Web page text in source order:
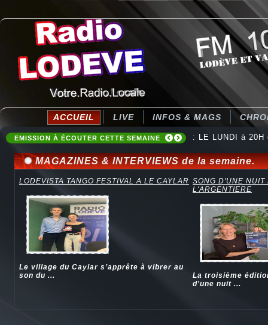
ACCUEIL LIVE INFOS & MAGS
EMISSION À ÉCOUTER CETTE SEMAINE : LE LUNDI à
MAGAZINES & INTERVIEWS de la semaine.
LODEVISTA TANGO FESTIVAL A LE CAYLAR
Le village du Caylar s’apprête à vibrer au
son du ...
SONG D'UNE NUIT
L'ARGENTIERE
La troisième
d'une nuit ...